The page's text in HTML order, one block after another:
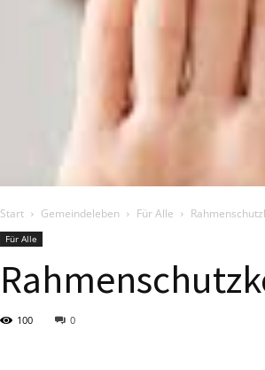
Start Gemeindeleben Für Alle
Für Alle
100 0